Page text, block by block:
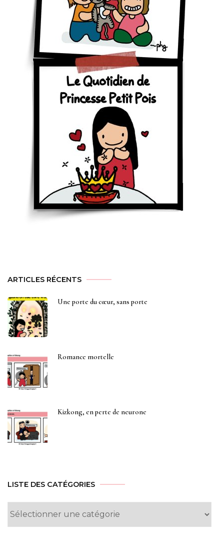
ARTICLES RÉCENTS
Une porte du cœur, sans porte
Romance mortelle
Kizkong, en perte de neurone
LISTE DES CATÉGORIES
Liste